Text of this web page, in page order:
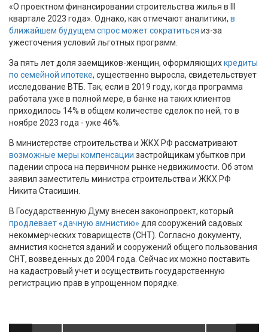
«О проектном финансировании строительства жилья в III
квартале 2023 года». Однако, как отмечают аналитики, в
ближайшем будущем спрос может сократиться из-за
ужесточения условий льготных программ.
За пять лет доля заемщиков-женщин, оформляющихкредиты
по семейной ипотеке, существенно выросла, свидетельствует
исследование ВТБ. Так, если в 2019 году, когда программа
работала уже в полной мере, в банке на таких клиентов
приходилось 14% в общем количестве сделок по ней, то в
ноябре 2023 года - уже 46%.
В министерстве строительства и ЖКХ РФ рассматривают
возможные меры компенсации застройщикам убытков при
падении спроса на первичном рынке недвижимости. Об этом
заявил заместитель министра строительства и ЖКХ РФ
Никита Стасишин.
В Государственную Думу внесен законопроект, который
продлевает «дачную амнистию» для сооружений садовых
некоммерческих товариществ (СНТ). Согласно документу,
амнистия коснется зданий и сооружений общего пользования
СНТ, возведенных до 2004 года. Сейчас их можно поставить
на кадастровый учет и осуществить государственную
регистрацию прав в упрощенном порядке.